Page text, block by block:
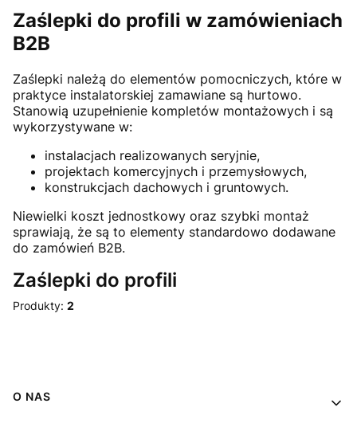
Zaślepki do profili w zamówieniach
B2B
Zaślepki należą do elementów pomocniczych, które w
praktyce instalatorskiej zamawiane są hurtowo.
Stanowią uzupełnienie kompletów montażowych i są
wykorzystywane w:
instalacjach realizowanych seryjnie,
projektach komercyjnych i przemysłowych,
konstrukcjach dachowych i gruntowych.
Niewielki koszt jednostkowy oraz szybki montaż
sprawiają, że są to elementy standardowo dodawane
do zamówień B2B.
Zaślepki do profili
Produkty: 2
Linki w stopce
O NAS